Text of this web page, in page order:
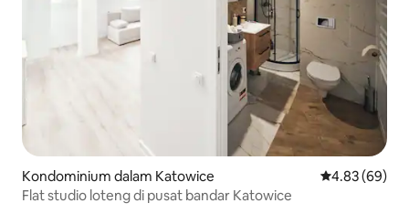
Kondominium dalam Katowice Penarafan
4.83 (69)
Flat studio loteng di pusat bandar Katowice